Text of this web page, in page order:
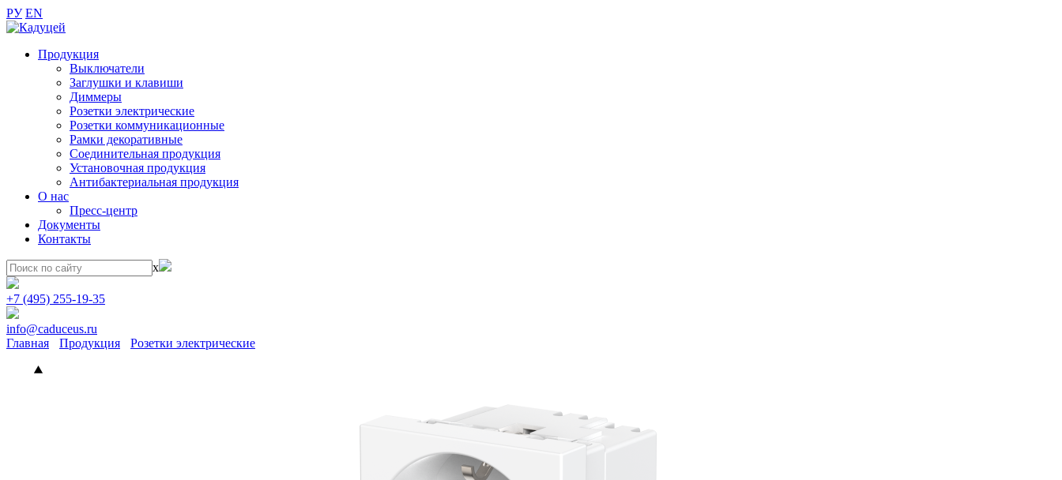
РУ EN
Продукция
Выключатели
Заглушки и клавиши
Диммеры
Розетки электрические
Розетки коммуникационные
Рамки декоративные
Соединительная продукция
Установочная продукция
Антибактериальная продукция
О нас
Пресс-центр
Документы
Контакты
x
+7 (495) 255-19-35
info@caduceus.ru
Главная
Продукция Розетки электрические